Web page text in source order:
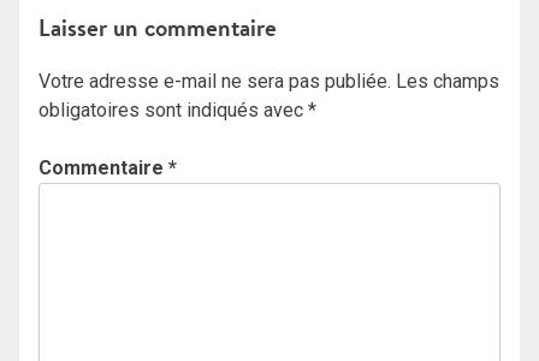
l’article
Laisser un commentaire
Votre adresse e-mail ne sera pas publiée. Les champs
obligatoires sont indiqués avec *
Commentaire *